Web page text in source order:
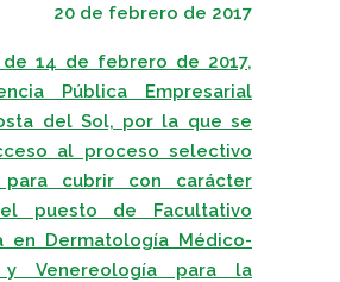
20 de febrero de 2017
de 14 de febrero de 2017,
Pública Empresarial
del Sol, por la que se
al proceso selectivo
para cubrir con carácter
puesto de Facultativo
en Dermatología Médico-
y Venereología para la